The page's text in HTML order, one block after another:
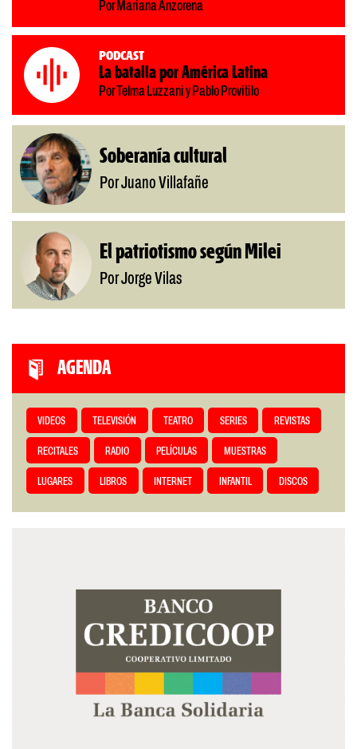
Por Mariana Anzorena
Podcast
La batalla por América Latina
Por Telma Luzzani y Pablo Provitilo
Soberanía cultural
Por Juano Villafañe
El patriotismo según Milei
Por Jorge Vilas
AGENDA
VIDEOS TELEVISIÓN TEATRO SERIES REVISTAS
RECITALES RADIO PELÍCULAS MUESTRAS
LUGARES LIBROS INTERNET INFANTIL DISCOS